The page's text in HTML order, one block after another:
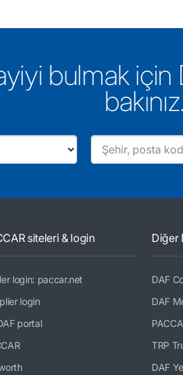
bulmak
bakınız.
siteleri & login
login: paccar.net
login
portal
Diğer
DAF
DAF
TRP
DAF